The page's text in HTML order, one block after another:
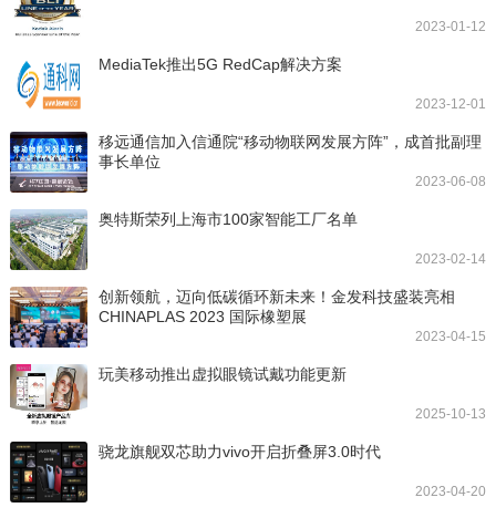
2023-01-12
MediaTek推出5G RedCap解决方案
2023-12-01
移远通信加入信通院“移动物联网发展方阵”，成首批副理
事长单位
2023-06-08
奥特斯荣列上海市100家智能工厂名单
2023-02-14
创新领航，迈向低碳循环新未来！金发科技盛装亮相
CHINAPLAS 2023 国际橡塑展
2023-04-15
玩美移动推出虚拟眼镜试戴功能更新
2025-10-13
骁龙旗舰双芯助力vivo开启折叠屏3.0时代
2023-04-20